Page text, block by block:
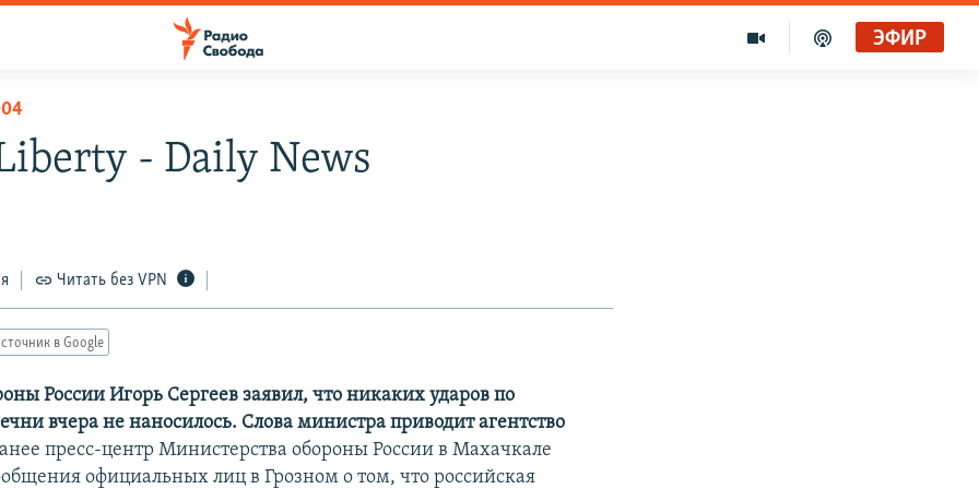
ЭФИР
- Daily News
Читать без VPN
в Google
России Игорь Сергеев заявил, что никаких ударов по
вчера не наносилось. Слова министра приводит агентство
пресс-центр Министерства обороны России в Махачкале
официальных лиц в Грозном о том, что российская